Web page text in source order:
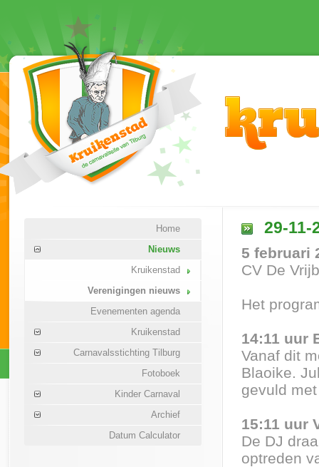
Home
Nieuws
Kruikenstad
Verenigingen nieuws
Evenementen agenda
Kruikenstad
Carnavalsstichting Tilburg
Fotoboek
Kinder Carnaval
Archief
Datum Calculator
29-11-
5 februari
CV De
Het
14:11 uur
Vanaf dit
Blaoike.
gevuld
15:11 uur
De DJ
optreden